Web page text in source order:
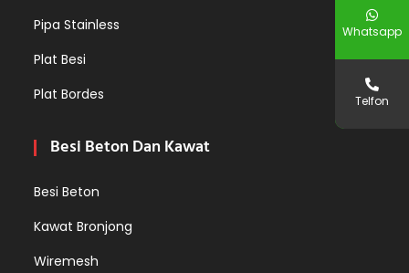
Pipa Stainless
Plat Besi
Plat Bordes
Besi Beton Dan Kawat
Besi Beton
Kawat Bronjong
Wiremesh
Whatsapp
Telfon